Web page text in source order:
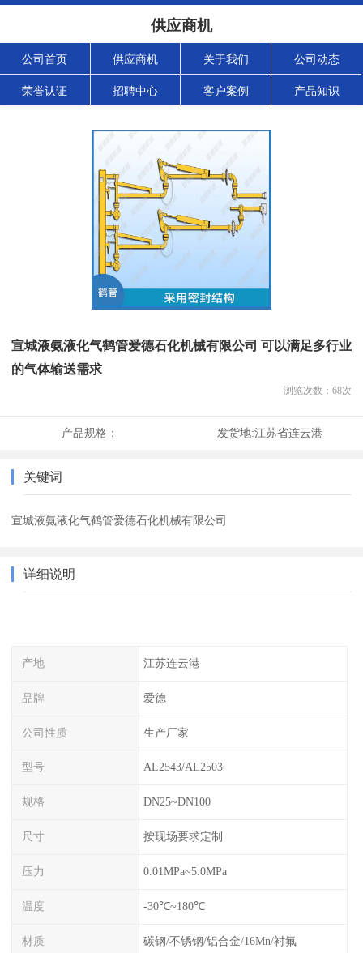
供应商机
公司首页 供应商机 关于我们 公司动态
荣誉认证 招聘中心 客户案例 产品知识
宣城液氨液化气鹤管爱德石化机械有限公司 可以满足多行业
的气体输送需求
浏览次数： 68次
产品规格： 发货地:江苏省连云港
关键词
宣城液氨液化气鹤管爱德石化机械有限公司
详细说明
产地 江苏连云港
品牌 爱德
公司性质 生产厂家
型号 AL2543/AL2503
规格 DN25~DN100
尺寸 按现场要求定制
压力 0.01MPa~5.0MPa
温度 -30℃~180℃
材质 碳钢/不锈钢/铝合金/16Mn/衬氟